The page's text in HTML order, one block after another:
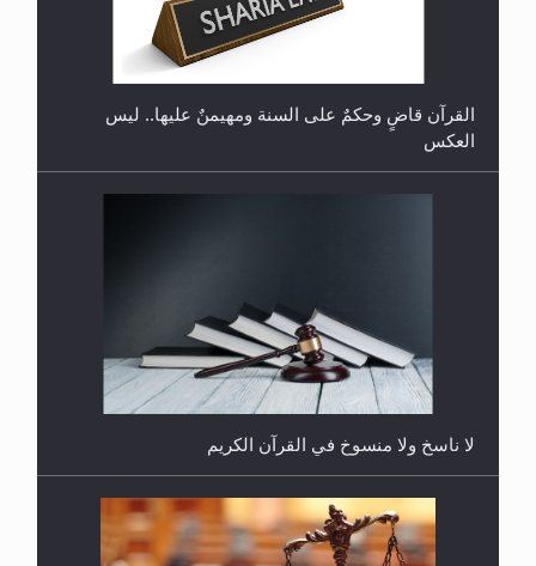
والأظافر البلاستيكية وطلاء الأظافر حاجبا للوضوء وهل
هل يُحسب حول الزكاة وفق السنة الميلادية أو الهجرية؟
القرآن قاضٍ وحكمٌ على السنة ومهيمنٌ عليها.. ليس
العكس
لا ناسخ ولا منسوخ في القرآن الكريم